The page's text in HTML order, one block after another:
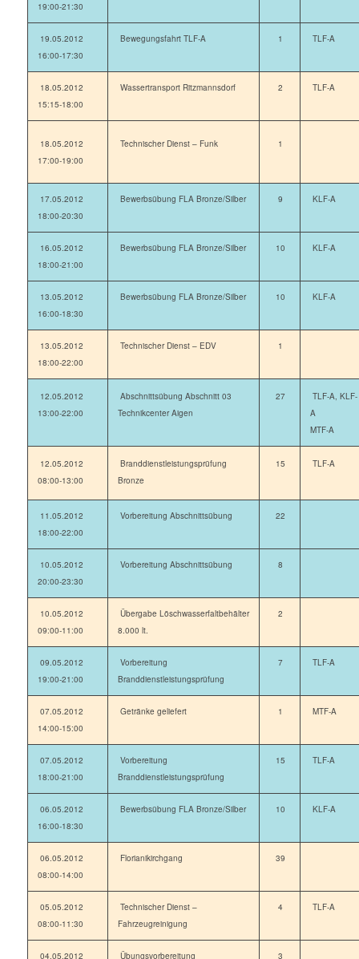
19:00-21:30
19.05.2012
16:00-17:30
Bewegungsfahrt TLF-A 1 TLF-A
18.05.2012
15:15-18:00
Wassertransport Ritzmannsdorf 2 TLF-A
18.05.2012
17:00-19:00
Technischer Dienst – Funk 1
17.05.2012
18:00-20:30
Bewerbsübung FLA Bronze/Silber 9 KLF-A
16.05.2012
18:00-21:00
Bewerbsübung FLA Bronze/Silber 10 KLF-A
13.05.2012
16:00-18:30
Bewerbsübung FLA Bronze/Silber 10 KLF-A
13.05.2012
18:00-22:00
Technischer Dienst – EDV 1
12.05.2012
13:00-22:00
Abschnittsübung Abschnitt 03
Technikcenter Aigen
27
TLF-A, KLF-
A
MTF-A
12.05.2012
08:00-13:00
Branddienstleistungsprüfung
Bronze
15 TLF-A
11.05.2012
18:00-22:00
Vorbereitung Abschnittsübung 22
10.05.2012
20:00-23:30
Vorbereitung Abschnittsübung 8
10.05.2012
09:00-11:00
Übergabe Löschwasserfaltbehälter
8.000 lt.
2
09.05.2012
19:00-21:00
Vorbereitung
Branddienstleistungsprüfung
7 TLF-A
07.05.2012
14:00-15:00
Getränke geliefert 1 MTF-A
07.05.2012
18:00-21:00
Vorbereitung
Branddienstleistungsprüfung
15 TLF-A
06.05.2012
16:00-18:30
Bewerbsübung FLA Bronze/Silber 10 KLF-A
06.05.2012
08:00-14:00
Florianikirchgang 39
05.05.2012
08:00-11:30
Technischer Dienst –
Fahrzeugreinigung
4 TLF-A
04.05.2012 Übungsvorbereitung 3